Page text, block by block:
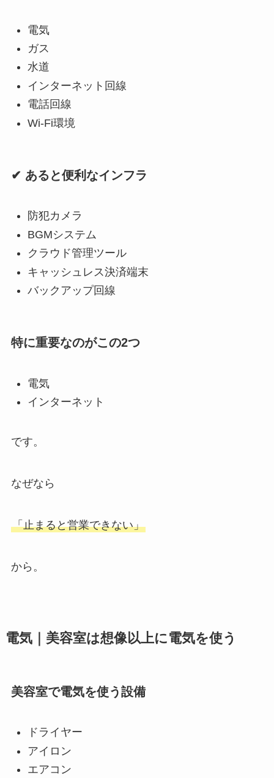
電気
ガス
水道
インターネット回線
電話回線
Wi-Fi環境
✔ あると便利なインフラ
防犯カメラ
BGMシステム
クラウド管理ツール
キャッシュレス決済端末
バックアップ回線
特に重要なのがこの2つ
電気
インターネット
です。
なぜなら
「止まると営業できない」
から。
電気｜美容室は想像以上に電気を使う
美容室で電気を使う設備
ドライヤー
アイロン
エアコン